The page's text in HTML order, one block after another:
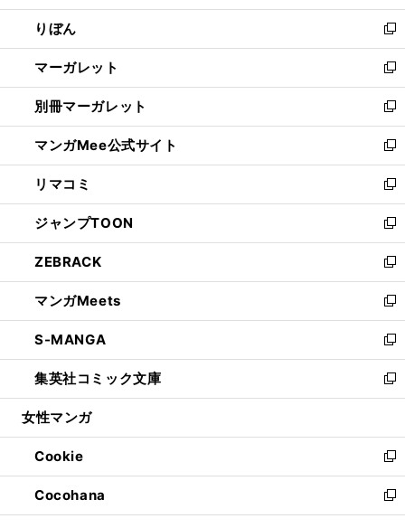
開
く
ウ
で
開
く
ン
ド
ウ
で
開
く
ウ
ィ
ン
ド
ウ
で
開
く
りぼん
新
し
い
ウ
ィ
ン
ド
ウ
で
開
く
マーガレット
新
し
い
ウ
ィ
ン
ド
ウ
で
開
く
別冊マーガレット
新
し
い
ウ
ィ
ン
ド
ウ
で
開
く
マンガMee公式サイト
新
し
い
ウ
ィ
ン
ド
ウ
で
開
く
リマコミ
新
し
い
ウ
ィ
ン
ド
ウ
で
開
く
ジャンプTOON
新
し
い
ウ
ィ
ン
ド
ウ
で
開
ZEBRACK
新
し
い
ウ
ィ
ン
ド
ウ
開
く
マンガMeets
新
し
い
ウ
ィ
ン
ウ
で
開
く
S-MANGA
新
し
い
ウ
ン
ド
ウ
で
開
集英社コミック文庫
新
し
ウ
ィ
ン
ド
ウ
女性マンガ
Cookie
新
し
い
ウ
Cocohana
新
し